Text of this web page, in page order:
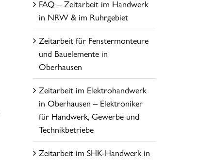
FAQ – Zeitarbeit im Handwerk
in NRW & im Ruhrgebiet
Zeitarbeit für Fenstermonteure
und Bauelemente in
Oberhausen
Zeitarbeit im Elektrohandwerk
in Oberhausen – Elektroniker
für Handwerk, Gewerbe und
Technikbetriebe
Zeitarbeit im SHK-Handwerk in